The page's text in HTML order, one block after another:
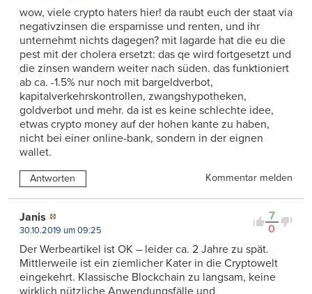
wow, viele crypto haters hier! da raubt euch der staat via
negativzinsen die ersparnisse und renten, und ihr
unternehmt nichts dagegen? mit lagarde hat die eu die
pest mit der cholera ersetzt: das qe wird fortgesetzt und
die zinsen wandern weiter nach süden. das funktioniert
ab ca. -1.5% nur noch mit bargeldverbot,
kapitalverkehrskontrollen, zwangshypotheken,
goldverbot und mehr. da ist es keine schlechte idee,
etwas crypto money auf der hohen kante zu haben,
nicht bei einer online-bank, sondern in der eignen
wallet.
Antworten Kommentar melden
7
0
Janis
30.10.2019 um 09:25
Der Werbeartikel ist OK – leider ca. 2 Jahre zu spät.
Mittlerweile ist ein ziemlicher Kater in die Cryptowelt
eingekehrt. Klassische Blockchain zu langsam, keine
wirklich nützliche Anwendungsfälle und